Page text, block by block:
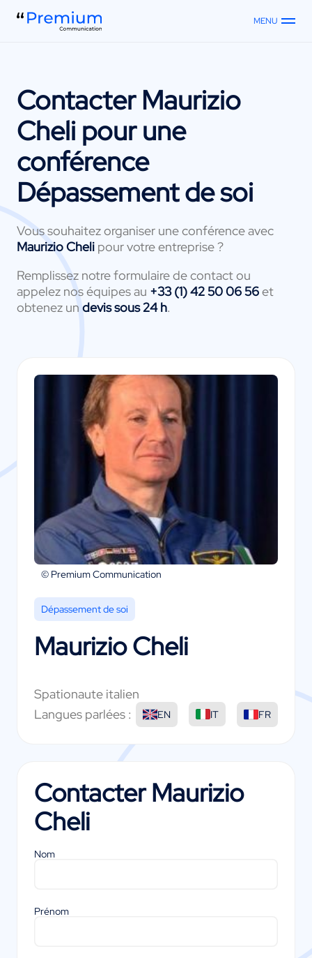
MENU
ContacterMaurizio
Chelipour une
conférence
Dépassement de soi
Vous souhaitez organiser une conférence avec
Maurizio Cheli pour votre entreprise ?
Remplissez notre formulaire de contact ou
appelez nos équipes au +33 (1) 42 50 06 56et
obtenez un devis sous 24 h.
© Premium Communication
Dépassement de soi
Maurizio Cheli
Spationaute italien
Langues parlées :
EN IT FR
ContacterMaurizio
Cheli
Nom
Prénom